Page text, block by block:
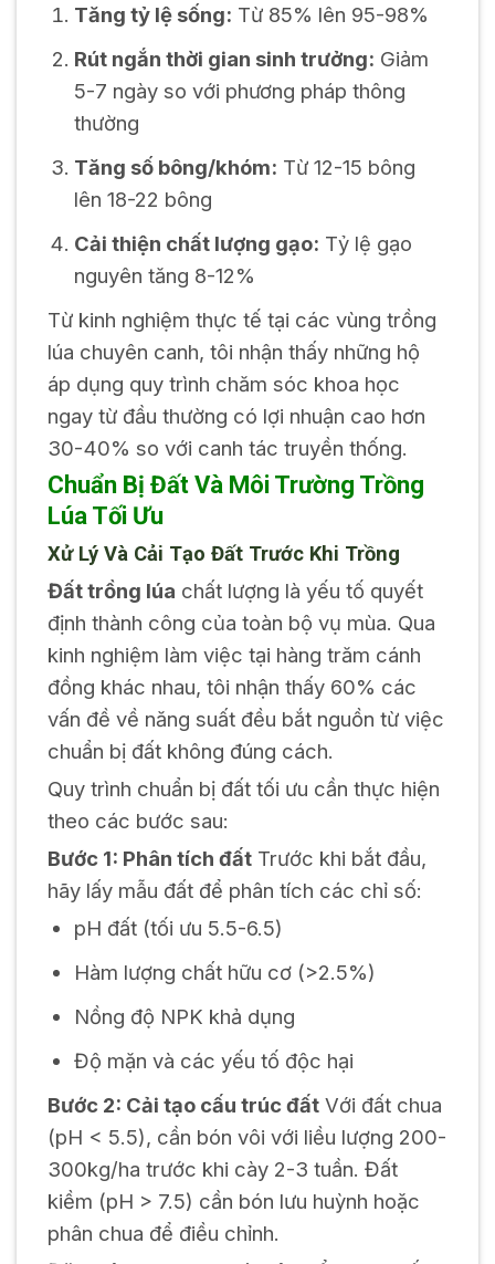
Tăng tỷ lệ sống: Từ 85% lên 95-98%
Rút ngắn thời gian sinh trưởng: Giảm
5-7 ngày so với phương pháp thông
thường
Tăng số bông/khóm: Từ 12-15 bông
lên 18-22 bông
Cải thiện chất lượng gạo: Tỷ lệ gạo
nguyên tăng 8-12%
Từ kinh nghiệm thực tế tại các vùng trồng
lúa chuyên canh, tôi nhận thấy những hộ
áp dụng quy trình chăm sóc khoa học
ngay từ đầu thường có lợi nhuận cao hơn
30-40% so với canh tác truyền thống.
Chuẩn Bị Đất Và Môi Trường Trồng
Lúa Tối Ưu
Xử Lý Và Cải Tạo Đất Trước Khi Trồng
Đất trồng lúa chất lượng là yếu tố quyết
định thành công của toàn bộ vụ mùa. Qua
kinh nghiệm làm việc tại hàng trăm cánh
đồng khác nhau, tôi nhận thấy 60% các
vấn đề về năng suất đều bắt nguồn từ việc
chuẩn bị đất không đúng cách.
Quy trình chuẩn bị đất tối ưu cần thực hiện
theo các bước sau:
Bước 1: Phân tích đấtTrước khi bắt đầu,
hãy lấy mẫu đất để phân tích các chỉ số:
pH đất (tối ưu 5.5-6.5)
Hàm lượng chất hữu cơ (>2.5%)
Nồng độ NPK khả dụng
Độ mặn và các yếu tố độc hại
Bước 2: Cải tạo cấu trúc đấtVới đất chua
(pH < 5.5), cần bón vôi với liều lượng 200-
300kg/ha trước khi cày 2-3 tuần. Đất
kiềm (pH > 7.5) cần bón lưu huỳnh hoặc
phân chua để điều chỉnh.